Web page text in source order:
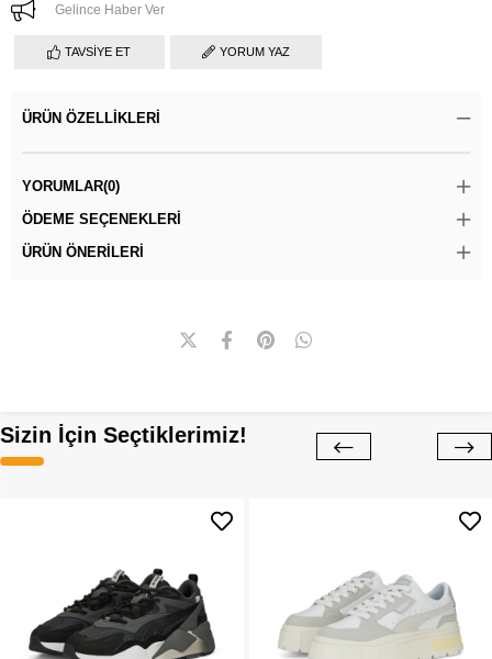
Gelince Haber Ver
TAVSIYE ET YORUM YAZ
ÜRÜN ÖZELLIKLERI
YORUMLAR(0)
ÖDEME SEÇENEKLERI
ÜRÜN ÖNERILERI
Sizin İçin Seçtiklerimiz!